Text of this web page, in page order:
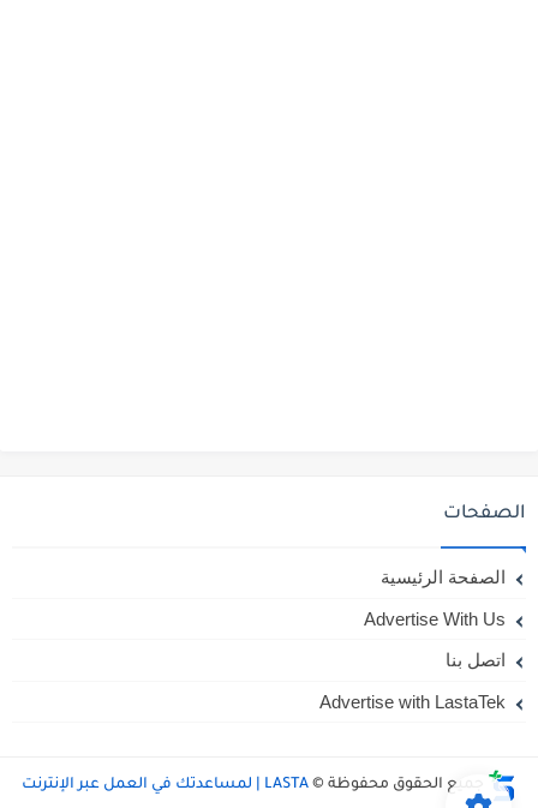
الصفحات
الصفحة الرئيسية
Advertise With Us
اتصل بنا
Advertise with LastaTek
جميع الحقوق محفوظة © LASTA | لمساعدتك في العمل عبر الإنترنت